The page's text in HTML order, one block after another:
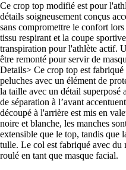
Ce crop top modifié est pour
détails soigneusement conçus
sans compromettre le confort
tissu respirant et la coupe
transpiration pour l'athlète actif.
être remonté pour servir de
Details> Ce crop top est fabriqué
peluches avec un élément de
la taille avec un détail superposé
de séparation à l’avant
découpé à l'arrière est mis en
noire et blanche, les manches
extensible que le top, tandis que
tulle. Le col est fabriqué avec du
roulé en tant que masque facial.